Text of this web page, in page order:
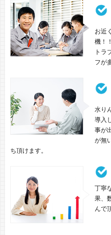
お近
機！
トラ
フが
水り
導入
事が
が無
ち頂けます。
丁寧
果、
んで